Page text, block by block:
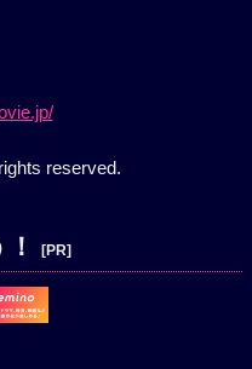
reserved.
[PR]